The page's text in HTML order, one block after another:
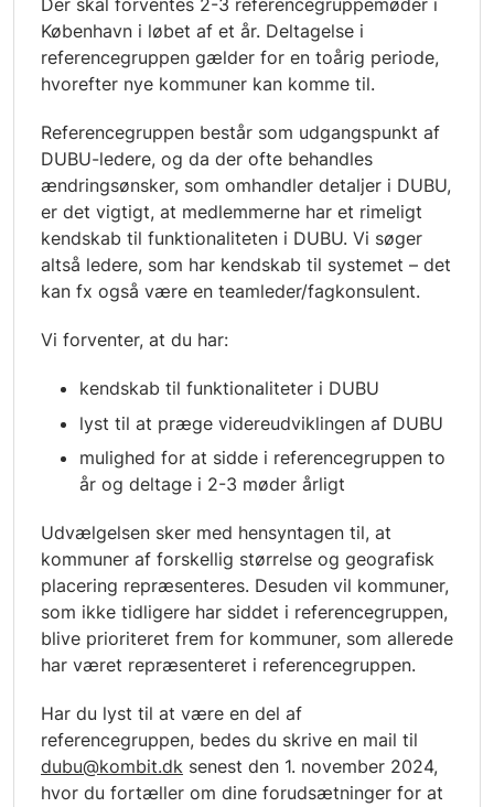
Der skal forventes 2-3 referencegruppemøder i
København i løbet af et år. Deltagelse i
referencegruppen gælder for en toårig periode,
hvorefter nye kommuner kan komme til.
Referencegruppen består som udgangspunkt af
DUBU-ledere, og da der ofte behandles
ændringsønsker, som omhandler detaljer i DUBU,
er det vigtigt, at medlemmerne har et rimeligt
kendskab til funktionaliteten i DUBU. Vi søger
altså ledere, som har kendskab til systemet – det
kan fx også være en teamleder/fagkonsulent.
Vi forventer, at du har:
kendskab til funktionaliteter i DUBU
lyst til at præge videreudviklingen af DUBU
mulighed for at sidde i referencegruppen to
år og deltage i 2-3 møder årligt
Udvælgelsen sker med hensyntagen til, at
kommuner af forskellig størrelse og geografisk
placering repræsenteres. Desuden vil kommuner,
som ikke tidligere har siddet i referencegruppen,
blive prioriteret frem for kommuner, som allerede
har været repræsenteret i referencegruppen.
Har du lyst til at være en del af
referencegruppen, bedes du skrive en mail til
dubu@kombit.dk senest den 1. november 2024,
hvor du fortæller om dine forudsætninger for at